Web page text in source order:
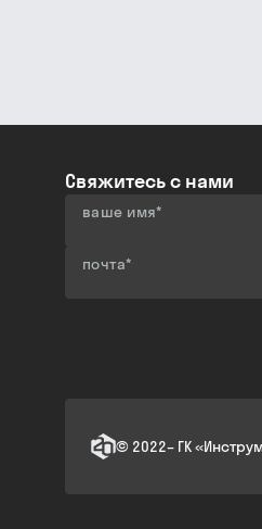
Свяжитесь с нами
ваше имя*
почта*
© 2022– ГК